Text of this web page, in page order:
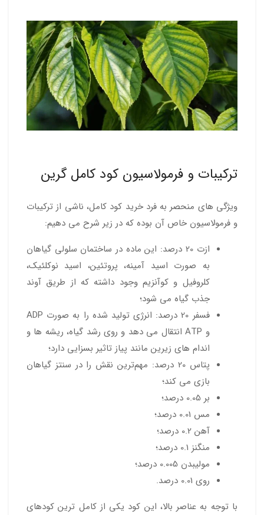
ترکیبات و فرمولاسیون کود کامل گرین
ویژگی های منحصر به فرد خرید کود کامل، ناشی از ترکیبات
و فرمولاسیون خاص آن بوده که در زیر شرح می دهیم:
ازت 20 درصد: این ماده در ساختمان سلولی گیاهان
به صورت اسید آمینه، پروتئین، اسید نوکلئیک،
کلروفیل و کوآنزیم وجود داشته که از طریق آوند
جذب گیاه می شود؛
فسفر 20 درصد: انرژی تولید شده را به صورت ADP
و ATP انتقال می دهد و روی رشد گیاه، ریشه ها و
اندام های زیرین مانند پیاز تاثیر بسزایی دارد؛
پتاس 20 درصد: مهم‌ترین نقش را در سنتز گیاهان
بازی می کند؛
بر 0.05 درصد؛
مس 0.01 درصد؛
آهن 0.2 درصد؛
منگنز 0.1 درصد؛
مولیبدن 0.005 درصد؛
روی 0.01 درصد.
با توجه به عناصر بالا، این کود یکی از کامل ترین کودهای